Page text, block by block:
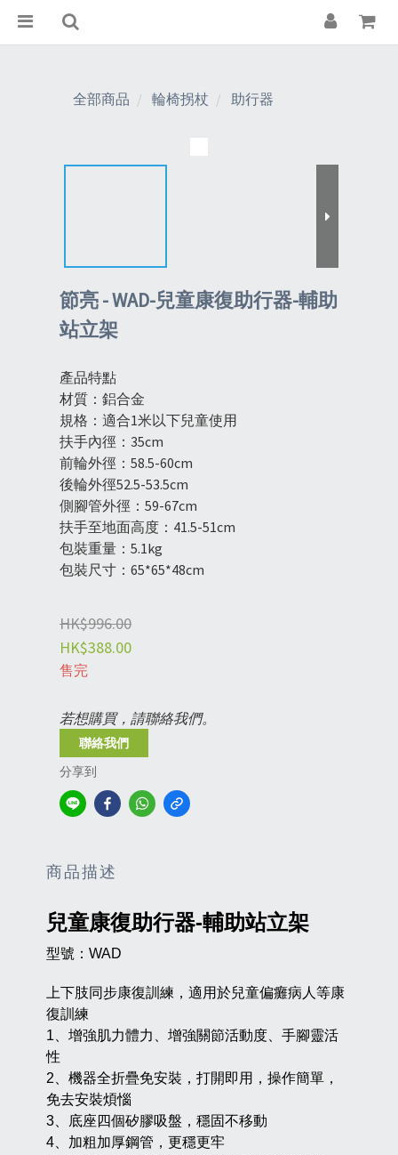
全部商品 輪椅拐杖 助行器
節亮 - WAD-兒童康復助行器-輔助
站立架
產品特點
材質：鋁合金
規格：適合1米以下兒童使用
扶手內徑：35cm
前輪外徑：58.5-60cm
後輪外徑52.5-53.5cm
側腳管外徑：59-67cm
扶手至地面高度：41.5-51cm
包裝重量：5.1kg
包裝尺寸：65*65*48cm
HK$996.00
HK$388.00
售完
若想購買，請聯絡我們。
聯絡我們
分享到
商品描述
兒童康復助行器-輔助站立架
型號：WAD
上下肢同步康復訓練，適用於兒童偏癱病人等康
復訓練
1、增強肌力體力、增強關節活動度、手腳靈活
性
2、機器全折疊免安裝，打開即用，操作簡單，
免去安裝煩惱
3、底座四個矽膠吸盤，穩固不移動
4、加粗加厚鋼管，更穩更牢